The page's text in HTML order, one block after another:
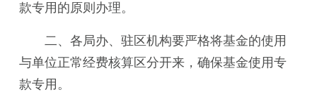
款专用的原则办理。
二、 各局办、驻区机构要严格将基金的使用
与单位正常经费核算区分开来，确保基金使用专
款专用。